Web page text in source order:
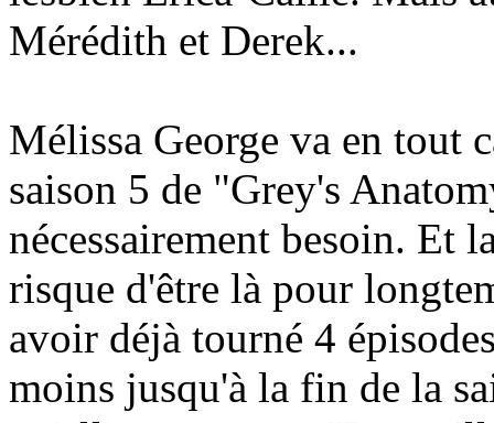
Mérédith et Derek...
Mélissa George va en tout
saison 5 de "Grey's
nécessairement besoin. Et
risque d'être là pour
avoir déjà tourné 4
moins jusqu'à la fin de la